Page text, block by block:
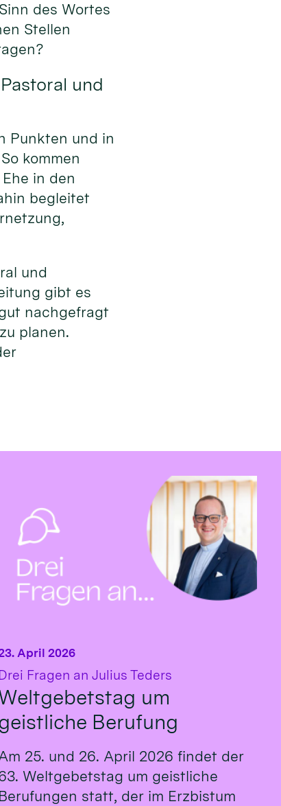
des Wortes
Stellen
und
Punkten und in
kommen
in den
begleitet
und
gibt es
nachgefragt
planen.
Drei Fragen an Julius Teders
um
Berufung
April 2026
25. und 26. April 2026 findet der
Weltgebetstag um geistliche
Berufungen statt, der im Erzbistum